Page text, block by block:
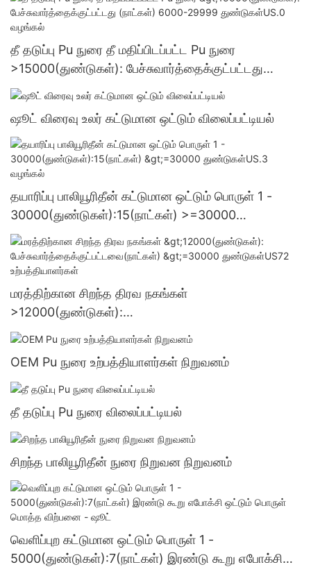
தீ தடுப்பு Pu நுரை தீ மதிப்பிடப்பட்ட Pu நுரை
>15000(துண்டுகள்): பேச்சுவார்த்தைக்குட்பட்டது
(நாட்கள்) 6000-29999 துண்டுகள்US.0 வழங்கல்
ஷூட் விரைவு உலர் கட்டுமான ஒட்டும் விலைப்பட்டியல்
தயாரிப்பு பாலியூரிதீன் கட்டுமான ஒட்டும் பொருள் 1 -
30000(துண்டுகள்):15(நாட்கள்) >=30000
துண்டுகள்US.3 வழங்கல்
மரத்திற்கான சிறந்த திரவ நகங்கள்
>12000(துண்டுகள்):
பேச்சுவார்த்தைக்குட்பட்டவை(நாட்கள்) >=30000
துண்டுகள்US72 உற்பத்தியாளர்கள்
OEM Pu நுரை உற்பத்தியாளர்கள் நிறுவனம்
தீ தடுப்பு Pu நுரை விலைப்பட்டியல்
சிறந்த பாலியூரிதீன் நுரை நிறுவன நிறுவனம்
வெளிப்புற கட்டுமான ஒட்டும் பொருள் 1 -
5000(துண்டுகள்):7(நாட்கள்) இரண்டு கூறு எபோக்சி